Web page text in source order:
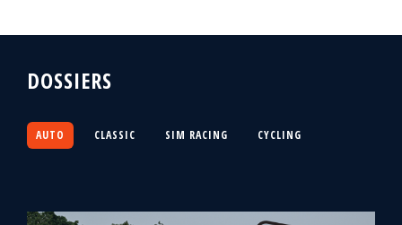
DOSSIERS
AUTO CLASSIC SIM RACING CYCLING